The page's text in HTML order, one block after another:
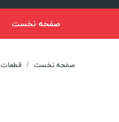
صفحه نخست
صفحه نخست قطعات